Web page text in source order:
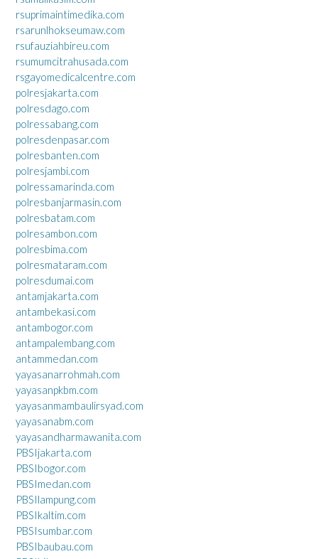
rsuprimaintimedika.com
rsarunlhokseumaw.com
rsufauziahbireu.com
rsumumcitrahusada.com
rsgayomedicalcentre.com
polresjakarta.com
polresdago.com
polressabang.com
polresdenpasar.com
polresbanten.com
polresjambi.com
polressamarinda.com
polresbanjarmasin.com
polresbatam.com
polresambon.com
polresbima.com
polresmataram.com
polresdumai.com
antamjakarta.com
antambekasi.com
antambogor.com
antampalembang.com
antammedan.com
yayasanarrohmah.com
yayasanpkbm.com
yayasanmambaulirsyad.com
yayasanabm.com
yayasandharmawanita.com
PBSIjakarta.com
PBSIbogor.com
PBSImedan.com
PBSIlampung.com
PBSIkaltim.com
PBSIsumbar.com
PBSIbaubau.com